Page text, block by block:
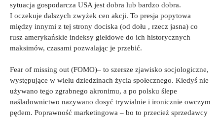
sytuacja gospodarcza USA jest dobra lub bardzo dobra.
I oczekuje dalszych zwyżek cen akcji. To presja popytowa
między innymi z tej strony dociska (od dołu , rzecz jasna) co
rusz amerykańskie indeksy giełdowe do ich historycznych
maksimów, czasami pozwalając je przebić.
Fear of missing out (FOMO)– to szersze zjawisko socjologiczne,
występujące w wielu dziedzinach życia społecznego. Kiedyś nie
używano tego zgrabnego akronimu, a po polsku ślepe
naśladownictwo nazywano dosyć trywialnie i ironicznie owczym
pędem. Poprawność marketingowa – bo to przecież sprzedawcy